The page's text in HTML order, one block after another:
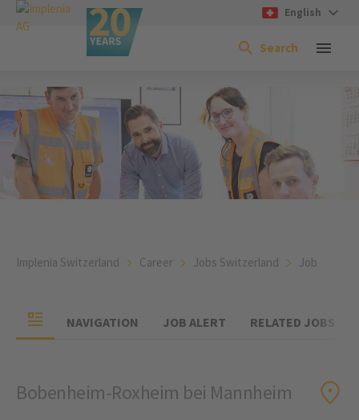
English
Search
Implenia Switzerland Career Jobs Switzerland Job
NAVIGATION JOB ALERT RELATED JOBS
Bobenheim-Roxheim bei Mannheim